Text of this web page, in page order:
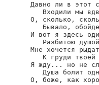
Давно ли в этот
Входили мы
О, сколько,
Бывало,
И вот я здесь
Разбитою
Мне хочется
К груди твоей
Я жду... но не
Душа болит
О, боже, как